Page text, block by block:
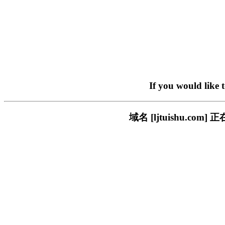
If you would like
域名 [ljtuishu.com] 正